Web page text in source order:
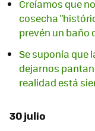
Creíamos que
cosecha
prevén un baño
Se suponía que
dejarnos
realidad está
30 julio